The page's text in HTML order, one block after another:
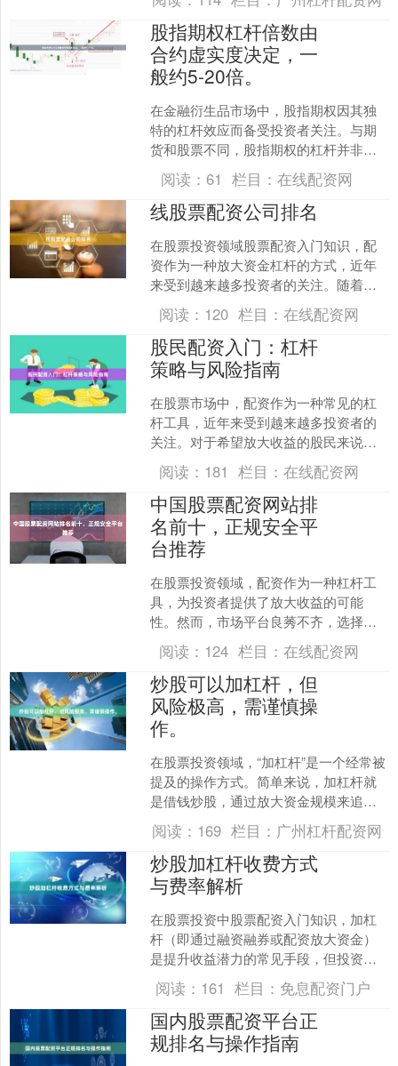
涨时获得超额回报。然而，高....
股指期权杠杆倍数由
合约虚实度决定，一
般约5-20倍。
在金融衍生品市场中，股指期权因其独
特的杠杆效应而备受投资者关注。与期
货和股票不同，股指期权的杠杆并非固
定数值，而是由合约的虚实度动态决
定。一般来说，股指期权的杠....
阅读：61 栏目：在线配资网
线股票配资公司排名
在股票投资领域股票配资入门知识，配
资作为一种放大资金杠杆的方式，近年
来受到越来越多投资者的关注。随着市
场需求的增长，各类股票配资公司如雨
后春笋般涌现。对于投资者....
阅读： 120 栏目：在线配资网
股民配资入门：杠杆
策略与风险指南
在股票市场中，配资作为一种常见的杠
杆工具，近年来受到越来越多投资者的
关注。对于希望放大收益的股民来说，
配资确实提供了一条快速通道，但同时
也伴随着不可忽视的风险。....
阅读： 181 栏目：在线配资网
中国股票配资网站排
名前十，正规安全平
台推荐
在股票投资领域，配资作为一种杠杆工
具，为投资者提供了放大收益的可能
性。然而，市场平台良莠不齐，选择一
家正规、安全的配资网站至关重要。本
文旨在为广大投资者梳理当前....
阅读： 124 栏目：在线配资网
炒股可以加杠杆，但
风险极高，需谨慎操
作。
在股票投资领域，“加杠杆”是一个经常被
提及的操作方式。简单来说，加杠杆就
是借钱炒股，通过放大资金规模来追求
更高收益。然而，这种方式虽然可能带
来超额回报，但同时也....
阅读： 169 栏目： 广州杠杆配资网
炒股加杠杆收费方式
与费率解析
在股票投资中股票配资入门知识，加杠
杆（即通过融资融券或配资放大资金）
是提升收益潜力的常见手段，但投资者
需清晰了解其收费结构与费率，避免因
成本过高而侵蚀利润。本文....
阅读： 161 栏目： 免息配资门户
国内股票配资平台正
规排名与操作指南